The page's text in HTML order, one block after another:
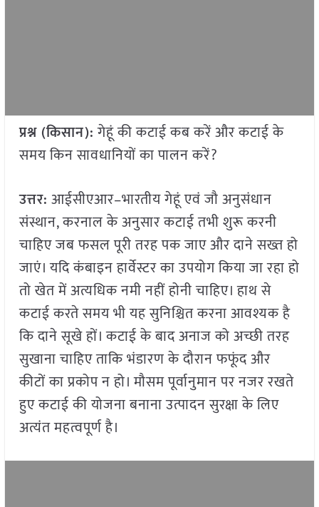
प्रश्न (किसान):गेहूं की कटाई कब करें और कटाई के
समय किन सावधानियों का पालन करें?
उत्तर: आईसीएआर–भारतीय गेहूं एवं जौ अनुसंधान
संस्थान, करनाल के अनुसार कटाई तभी शुरू करनी
चाहिए जब फसल पूरी तरह पक जाए और दाने सख्त हो
जाएं। यदि कंबाइन हार्वेस्टर का उपयोग किया जा रहा हो
तो खेत में अत्यधिक नमी नहीं होनी चाहिए। हाथ से
कटाई करते समय भी यह सुनिश्चित करना आवश्यक है
कि दाने सूखे हों। कटाई के बाद अनाज को अच्छी तरह
सुखाना चाहिए ताकि भंडारण के दौरान फफूंद और
कीटों का प्रकोप न हो। मौसम पूर्वानुमान पर नजर रखते
हुए कटाई की योजना बनाना उत्पादन सुरक्षा के लिए
अत्यंत महत्वपूर्ण है।